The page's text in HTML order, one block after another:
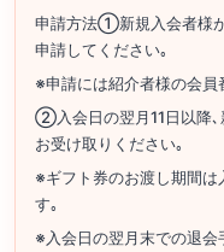
申請方法①新規入会者様
申請してください｡
※申請には紹介者様の会員
②入会日の翌月11日以降､
お受け取りください｡
※ギフト券のお渡し期間は
す｡
※入会日の翌月末での退会